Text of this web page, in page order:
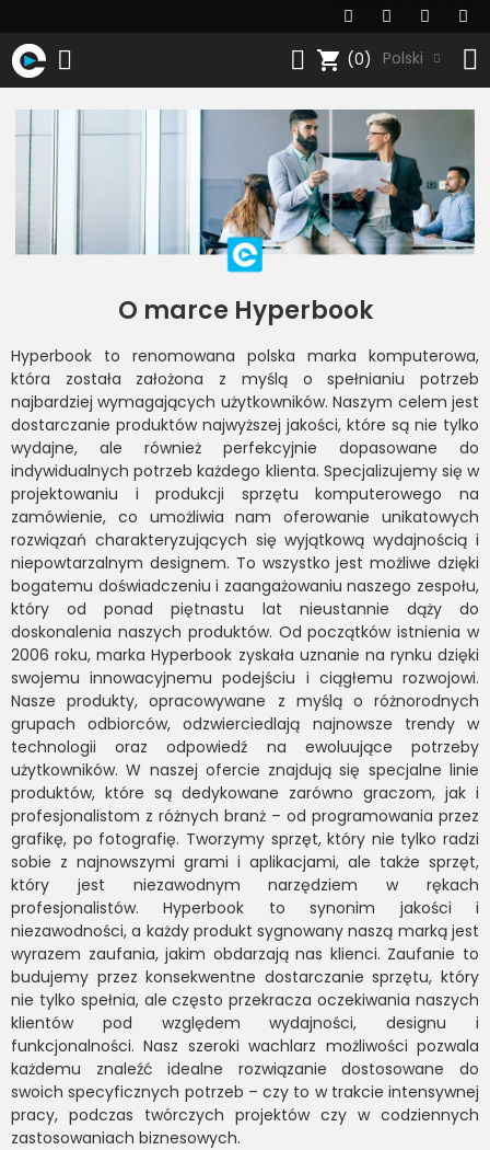
shopping_cart (0) Polski
O marce Hyperbook
Hyperbook to renomowana polska marka komputerowa,
która została założona z myślą o spełnianiu potrzeb
najbardziej wymagających użytkowników. Naszym celem jest
dostarczanie produktów najwyższej jakości, które są nie tylko
wydajne, ale również perfekcyjnie dopasowane do
indywidualnych potrzeb każdego klienta. Specjalizujemy się w
projektowaniu i produkcji sprzętu komputerowego na
zamówienie, co umożliwia nam oferowanie unikatowych
rozwiązań charakteryzujących się wyjątkową wydajnością i
niepowtarzalnym designem. To wszystko jest możliwe dzięki
bogatemu doświadczeniu i zaangażowaniu naszego zespołu,
który od ponad piętnastu lat nieustannie dąży do
doskonalenia naszych produktów. Od początków istnienia w
2006 roku, marka Hyperbook zyskała uznanie na rynku dzięki
swojemu innowacyjnemu podejściu i ciągłemu rozwojowi.
Nasze produkty, opracowywane z myślą o różnorodnych
grupach odbiorców, odzwierciedlają najnowsze trendy w
technologii oraz odpowiedź na ewoluujące potrzeby
użytkowników. W naszej ofercie znajdują się specjalne linie
produktów, które są dedykowane zarówno graczom, jak i
profesjonalistom z różnych branż – od programowania przez
grafikę, po fotografię. Tworzymy sprzęt, który nie tylko radzi
sobie z najnowszymi grami i aplikacjami, ale także sprzęt,
który jest niezawodnym narzędziem w rękach
profesjonalistów. Hyperbook to synonim jakości i
niezawodności, a każdy produkt sygnowany naszą marką jest
wyrazem zaufania, jakim obdarzają nas klienci. Zaufanie to
budujemy przez konsekwentne dostarczanie sprzętu, który
nie tylko spełnia, ale często przekracza oczekiwania naszych
klientów pod względem wydajności, designu i
funkcjonalności. Nasz szeroki wachlarz możliwości pozwala
każdemu znaleźć idealne rozwiązanie dostosowane do
swoich specyficznych potrzeb – czy to w trakcie intensywnej
pracy, podczas twórczych projektów czy w codziennych
zastosowaniach biznesowych.